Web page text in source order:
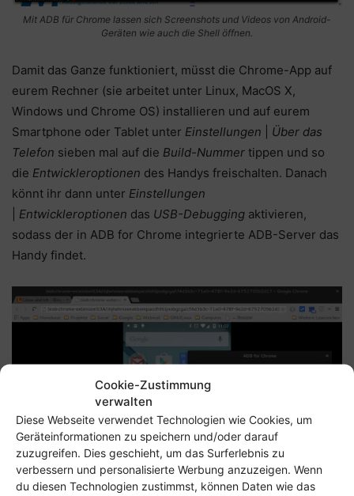
Cookie-Zustimmung
verwalten
Diese Webseite verwendet Technologien wie Cookies, um
Geräteinformationen zu speichern und/oder darauf
zuzugreifen. Dies geschieht, um das Surferlebnis zu
verbessern und personalisierte Werbung anzuzeigen. Wenn
du diesen Technologien zustimmst, können Daten wie das
Mit ADB für Chrome lassen sich Screenshots und Videos von Android-
Geräten wie auch die Shell öffnen.
Damit das Ganze funktioniert, müsst die Chrome-App auf
eurem Rechner (sie arbeitet unter Linux, MacOS X,
Windows und Chrome OS) installieren und auf eurem
Smartphone oder Tablet unter Einstellungen
Über das
Telefon sieben mal auf die Build-Nummer tippen und so
die Entwickleroptionen des Handys freischalten. Danach
könnt ihr dann unter Einstellungen
Entwickleroptionen das USB-Debugging aktivieren,
sodass der in ADB for Chrome integrierte ADB-Server das
Handy findet.